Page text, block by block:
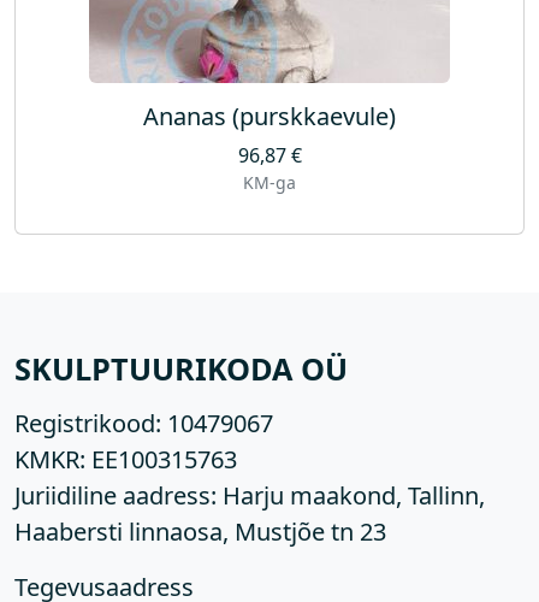
Ananas (purskkaevule)
96,87€
KM-ga
SKULPTUURIKODA OÜ
Registrikood: 10479067
KMKR: EE100315763
Juriidiline aadress: Harju maakond, Tallinn,
Haabersti linnaosa, Mustjõe tn 23
Tegevusaadress